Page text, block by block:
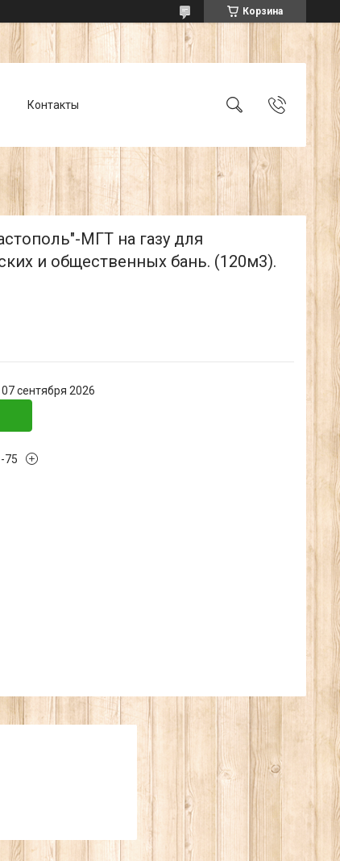
Корзина
Контакты
МГТ на газу для
и общественных бань. (120м3).
сентября 2026
75